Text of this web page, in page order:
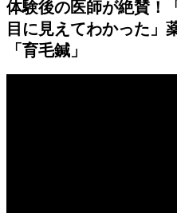
体験後の医師が絶賛！
目に見えてわかった」
「育毛鍼」